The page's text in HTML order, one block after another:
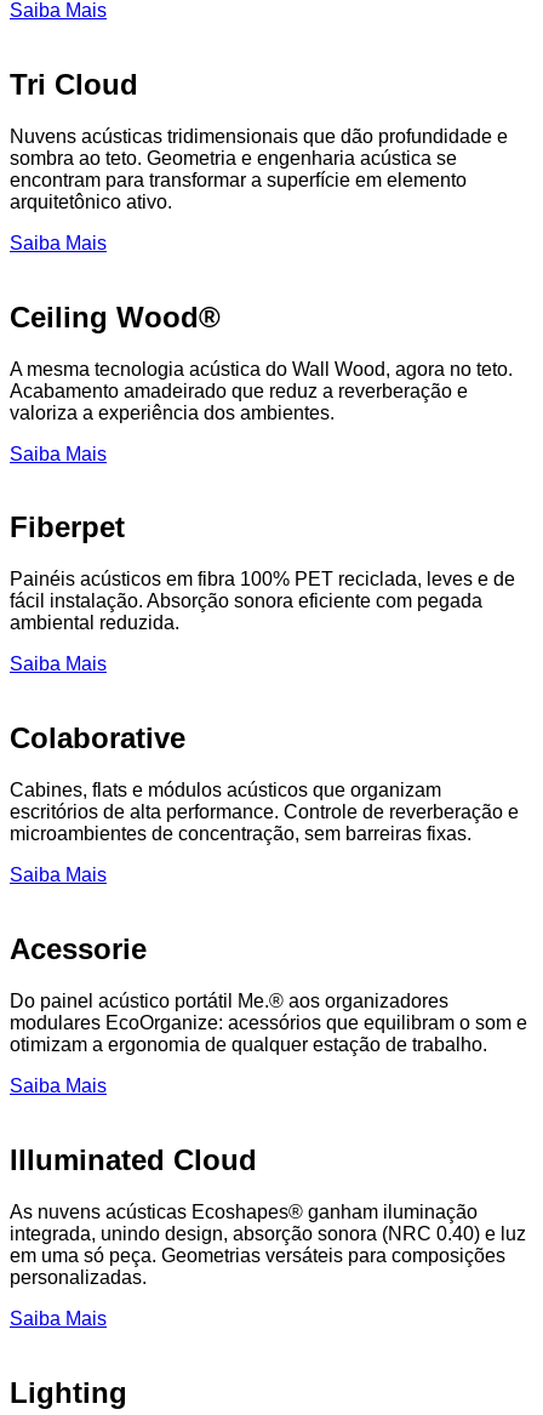
Saiba Mais
Tri Cloud
Nuvens acústicas tridimensionais que dão profundidade e
sombra ao teto. Geometria e engenharia acústica se
encontram para transformar a superfície em elemento
arquitetônico ativo.
Saiba Mais
Ceiling Wood®
A mesma tecnologia acústica do Wall Wood, agora no teto.
Acabamento amadeirado que reduz a reverberação e
valoriza a experiência dos ambientes.
Saiba Mais
Fiberpet
Painéis acústicos em fibra 100% PET reciclada, leves e de
fácil instalação. Absorção sonora eficiente com pegada
ambiental reduzida.
Saiba Mais
Colaborative
Cabines, flats e módulos acústicos que organizam
escritórios de alta performance. Controle de reverberação e
microambientes de concentração, sem barreiras fixas.
Saiba Mais
Acessorie
Do painel acústico portátil Me.® aos organizadores
modulares EcoOrganize: acessórios que equilibram o som e
otimizam a ergonomia de qualquer estação de trabalho.
Saiba Mais
Illuminated Cloud
As nuvens acústicas Ecoshapes® ganham iluminação
integrada, unindo design, absorção sonora (NRC 0.40) e luz
em uma só peça. Geometrias versáteis para composições
personalizadas.
Saiba Mais
Lighting